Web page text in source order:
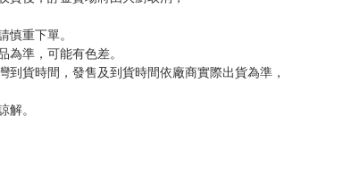
重下單。
準，可能有色差。
貨時間，發售及到貨時間依廠商實際出貨為準，
解。